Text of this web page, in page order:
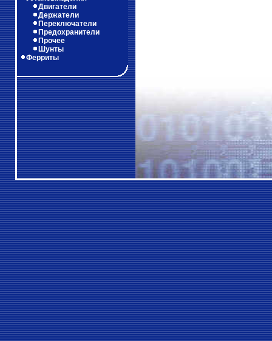
Двигатели
Держатели
Переключатели
Предохранители
Прочее
Шунты
Ферриты